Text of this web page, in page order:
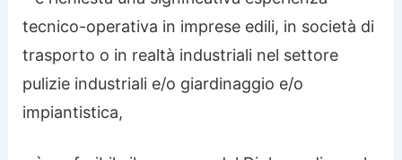
tecnico-operativa in imprese edili, in società di
trasporto o in realtà industriali nel settore
pulizie industriali e/o giardinaggio e/o
impiantistica,